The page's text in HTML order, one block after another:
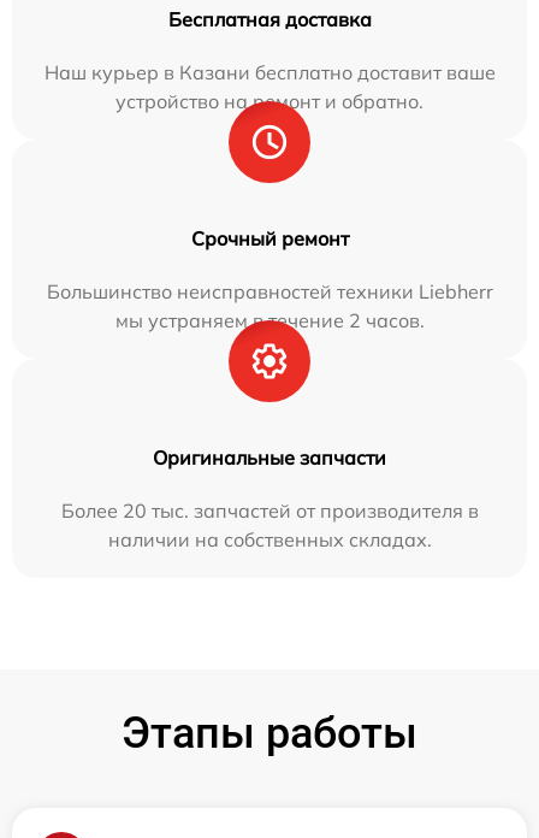
Бесплатная доставка
Наш курьер в Казани бесплатно доставит ваше
устройство на ремонт и обратно.
Срочный ремонт
Большинство неисправностей техники Liebherr
мы устраняем в течение 2 часов.
Оригинальные запчасти
Более 20 тыс. запчастей от производителя в
наличии на собственных складах.
Этапы работы